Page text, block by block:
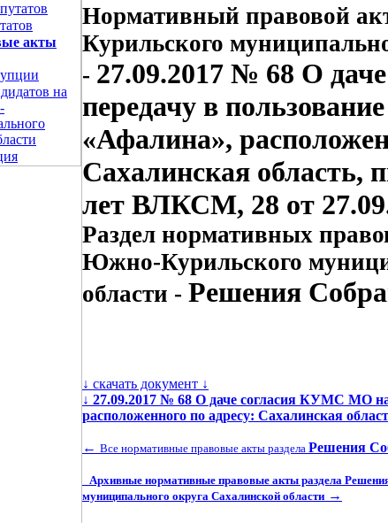
акты
на
Нормативный правовой
Курильского
- 27.09.2017 № 68 О
передачу в
«Афалина»,
Сахалинская область,
лет ВЛКСМ, 28 от
Раздел нормативных
Южно-Курильского
области - Решения
↓ скачать документ ↓
↓ 27.09.2017 № 68 О даче согласия КУМС МО
расположенного по адресу: Сахалинская
← Все нормативные правовые акты раздела Решения
Архивные нормативные правовые акты раздела
муниципального округа Сахалинской области →